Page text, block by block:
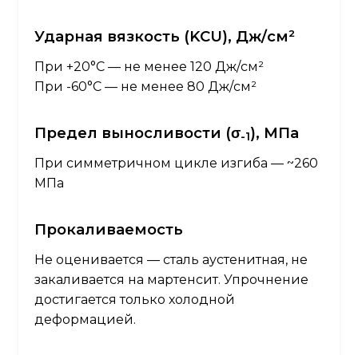
Ударная вязкость (KCU), Дж/см²
При +20°C — не менее 120 Дж/см²
При -60°C — не менее 80 Дж/см²
Предел выносливости (σ-1), МПа
При симметричном цикле изгиба — ~260
МПа
Прокаливаемость
Не оценивается — сталь аустенитная, не
закаливается на мартенсит. Упрочнение
достигается только холодной
деформацией.